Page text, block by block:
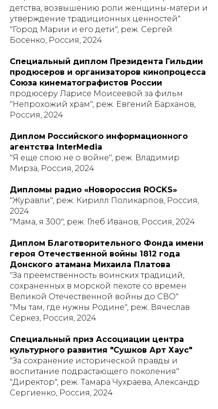
детства, возвышению роли женщины-матери и
утверждение традиционных ценностей"
"Город Марии и его дети", реж. Сергей
Босенко, Россия, 2024
Специальный диплом Президента Гильдии
продюсеров и организаторов кинопроцесса
Союза кинематографистов России
продюсеру Ларисе Моисеевой за фильм
"Непрохожий храм", реж. Евгений Барханов,
Россия, 2024
Диплом Российского информационного
агентства InterMedia
"Я еще спою не о войне", реж. Владимир
Мирза, Россия, 2024
Дипломы радио «Новороссия ROCKS»
"Журавли", реж. Кирилл Поликарпов, Россия,
2024
"Мама, я 300", реж. Глеб Иванов, Россия, 2024
Диплом Благотворительного Фонда имени
героя Отечественной войны 1812 года
Донского атамана Михаила Платова
"За преемственность воинских традиций,
сохраненных в морской пехоте со времен
Великой Отечественной войны до СВО"
"Мы там, где нужны Родине", реж. Вячеслав
Серкез, Россия, 2024
Специальный приз Ассоциации центра
культурного развития "Сушков Арт Хаус"
"За сохранение исторической правды и
воспитание подрастающего поколения"
"Директор", реж. Тамара Чухраева, Александр
Сергиенко, Россия, 2024